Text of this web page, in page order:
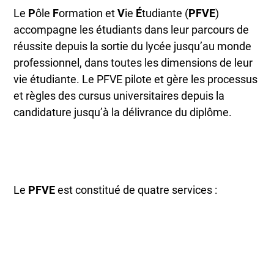
Le Pôle Formation etVie Étudiante (PFVE)
accompagne les étudiants dans leur parcours de
réussite depuis la sortie du lycée jusqu’au monde
professionnel, dans toutes les dimensions de leur
vie étudiante. Le PFVE pilote et gère les processus
et règles des cursus universitaires depuis la
candidature jusqu’à la délivrance du diplôme.
Le PFVEest constitué de quatre services :